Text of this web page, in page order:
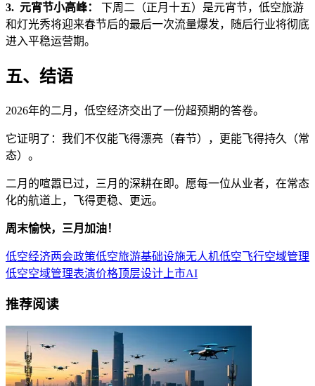
3. 元宵节小高峰：
下周二（正月十五）是元宵节，低空旅游
和灯光秀将迎来春节后的最后一次流量爆发，随后行业将彻底
进入平稳运营期。
五、结语
2026年的二月，低空经济交出了一份超预期的答卷。
它证明了：我们不仅能飞得漂亮（春节），更能飞得持久（常
态）。
二月的喧嚣已过，三月的深耕在即。愿每一位从业者，在常态
化的航道上，飞得更稳、更远。
周末愉快，三月加油！
低空经济两会政策低空旅游基础设施无人机低空飞行空域管理
低空空域管理表演价格顶层设计 上市AI
推荐阅读